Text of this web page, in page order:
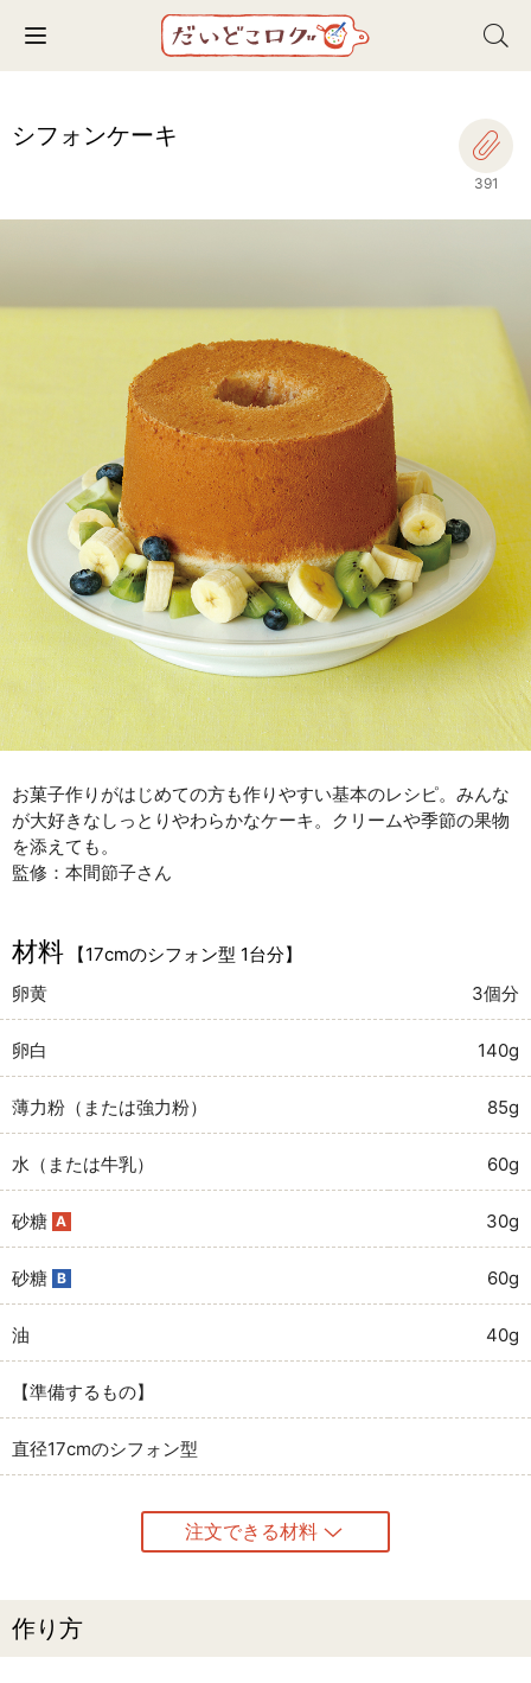
Toggle navigation
シフォンケーキ
391
お菓子作りがはじめての方も作りやすい基本のレシピ。みんな
が大好きなしっとりやわらかなケーキ。クリームや季節の果物
を添えても。
監修：本間節子さん
材料
【17cmのシフォン型 1台分】
卵黄
3個分
卵白 140g
薄力粉（または強力粉） 85g
水（または牛乳） 60g
砂糖 A 30g
砂糖 B 60g
油 40g
【準備するもの】
直径17cmのシフォン型
注文できる材料
作り方